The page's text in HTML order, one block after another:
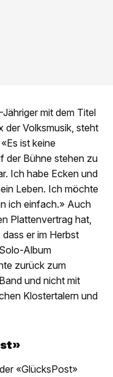
mit dem Titel
der Volksmusik, steht
ist keine
der Bühne stehen zu
Ich habe Ecken und
Leben. Ich möchte
ich einfach.» Auch
Plattenvertrag hat,
er im Herbst
Album
zurück zum
und nicht mit
Klostertalern und
«GlücksPost»